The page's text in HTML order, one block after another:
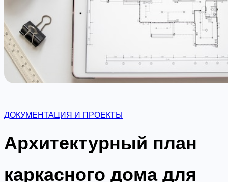
ДОКУМЕНТАЦИЯ И ПРОЕКТЫ
Архитектурный план
каркасного дома для